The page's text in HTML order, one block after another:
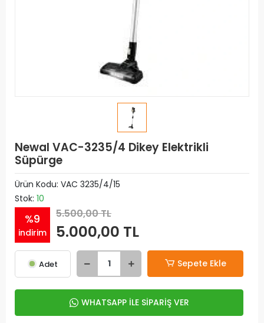
Newal VAC-3235/4 Dikey Elektrikli
Süpürge
Ürün Kodu: VAC 3235/4/15
Stok: 10
%9
indirim
5.500,00 TL
5.000,00 TL
Adet Sepete Ekle
WHATSAPP İLE SİPARİŞ VER